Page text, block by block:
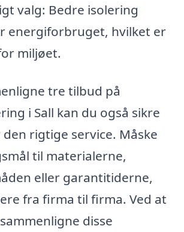
valg: Bedre isolering
energiforbruget, hvilket er
miljøet.
tre tilbud på
i Sall kan du også sikre
rigtige service. Måske
til materialerne,
eller garantitiderne,
fra firma til firma. Ved at
disse